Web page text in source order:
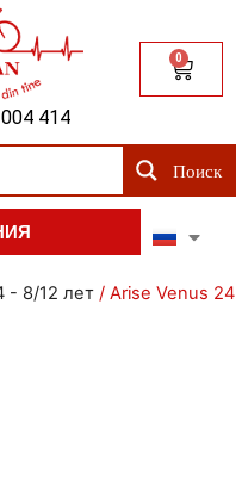
414
0
Поиск
- 8/12 лет / Arise Venus 24